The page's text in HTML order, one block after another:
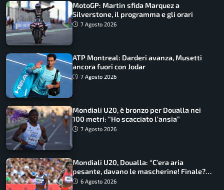
MotoGP: Martin sfida Marquez a
Silverstone, il programma e gli orari
7 Agosto 2026
ATP Montreal: Darderi avanza, Musetti
ancora fuori con Jodar
7 Agosto 2026
Mondiali U20, è bronzo per Doualla nei
100 metri: “Ho scacciato l’ansia”
7 Agosto 2026
Mondiali U20, Doualla: “C’era aria
pesante, davano le mascherine! Finale?
Non ho nulla da perdere”
6 Agosto 2026